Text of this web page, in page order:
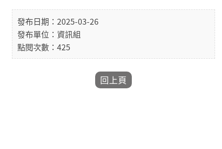
發布日期：2025-03-26
發布單位：資訊組
點閱次數：425